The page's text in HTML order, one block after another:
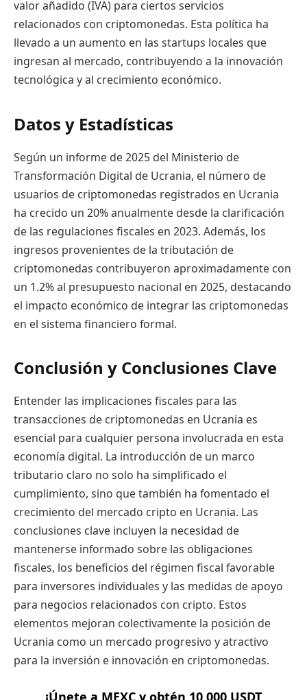
valor añadido (IVA) para ciertos servicios
relacionados con criptomonedas. Esta política ha
llevado a un aumento en las startups locales que
ingresan al mercado, contribuyendo a la innovación
tecnológica y al crecimiento económico.
Datos y Estadísticas
Según un informe de 2025 del Ministerio de
Transformación Digital de Ucrania, el número de
usuarios de criptomonedas registrados en Ucrania
ha crecido un 20% anualmente desde la clarificación
de las regulaciones fiscales en 2023. Además, los
ingresos provenientes de la tributación de
criptomonedas contribuyeron aproximadamente con
un 1.2% al presupuesto nacional en 2025, destacando
el impacto económico de integrar las criptomonedas
en el sistema financiero formal.
Conclusión y Conclusiones Clave
Entender las implicaciones fiscales para las
transacciones de criptomonedas en Ucrania es
esencial para cualquier persona involucrada en esta
economía digital. La introducción de un marco
tributario claro no solo ha simplificado el
cumplimiento, sino que también ha fomentado el
crecimiento del mercado cripto en Ucrania. Las
conclusiones clave incluyen la necesidad de
mantenerse informado sobre las obligaciones
fiscales, los beneficios del régimen fiscal favorable
para inversores individuales y las medidas de apoyo
para negocios relacionados con cripto. Estos
elementos mejoran colectivamente la posición de
Ucrania como un mercado progresivo y atractivo
para la inversión e innovación en criptomonedas.